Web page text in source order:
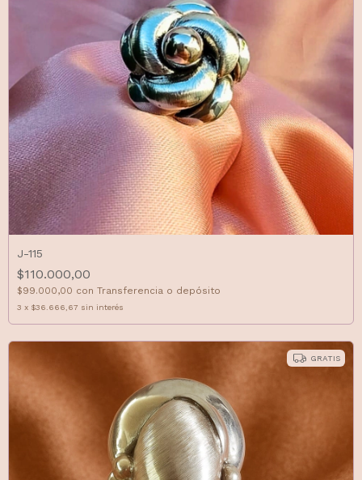
J-115
$110.000,00
$99.000,00 con Transferencia o depósito
3 x $36.666,67 sin interés
GRATIS